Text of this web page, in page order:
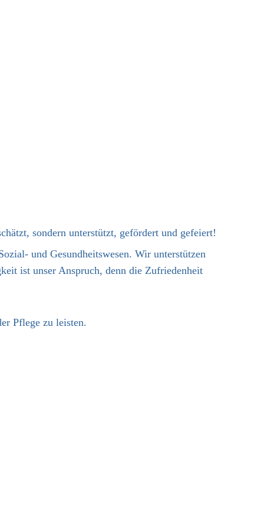
sondern unterstützt, gefördert und gefeiert!
und Gesundheitswesen. Wir unterstützen
ist unser Anspruch, denn die Zufriedenheit
Pflege zu leisten.